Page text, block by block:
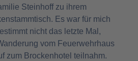
Steinhoff zu ihrem
Es war für mich
nicht das letzte Mal,
vom Feuerwehrhaus
zum Brockenhotel teilnahm.